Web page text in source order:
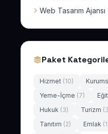
Web Tasarım Ajansı
Paket
Hizmet (10)
Yeme-İçme (7)
Hukuk (3) Turizm
Tanıtım (2) Emlak